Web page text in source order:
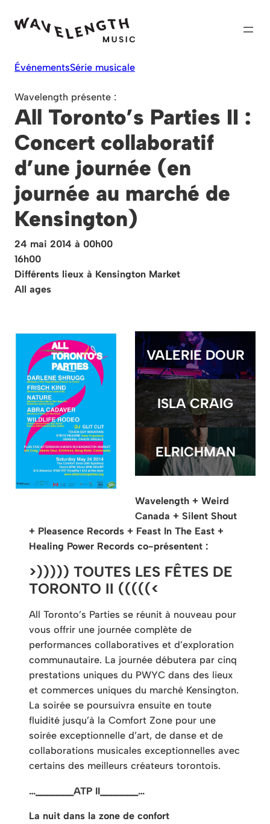
ÉvénementsSérie musicale
Wavelength présente :
All Toronto’s Parties II :
Concert collaboratif
d’une journée (en
journée au marché de
Kensington)
24 mai 2014 à 00h00
16h00
Différents lieux à Kensington Market
All ages
VALERIE DOUR
ISLA CRAIG
ELRICHMAN
Wavelength + Weird
Canada + Silent Shout
+ Pleasence Records + Feast In The East +
Healing Power Records co-présentent :
>))))) TOUTES LES FÊTES DE
TORONTO II (((((<
All Toronto’s Parties se réunit à nouveau pour
vous offrir une journée complète de
performances collaboratives et d’exploration
communautaire. La journée débutera par cinq
prestations uniques du PWYC dans des lieux
et commerces uniques du marché Kensington.
La soirée se poursuivra ensuite en toute
fluidité jusqu’à la Comfort Zone pour une
soirée exceptionnelle d’art, de danse et de
collaborations musicales exceptionnelles avec
certains des meilleurs créateurs torontois.
…_______ATP II_______…
La nuit dans la zone de confort